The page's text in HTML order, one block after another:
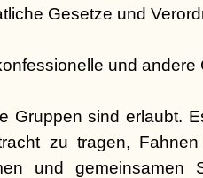
Gesetze und
und andere
Gruppen sind erlaubt.
zu tragen,
und gemeinsamen